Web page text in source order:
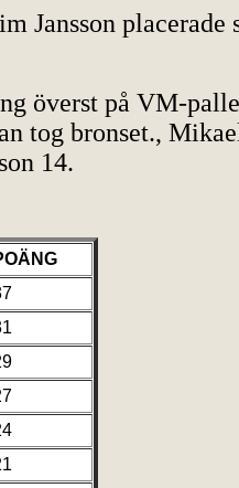
Jansson placerade
överst på VM-
tog bronset.,
14.